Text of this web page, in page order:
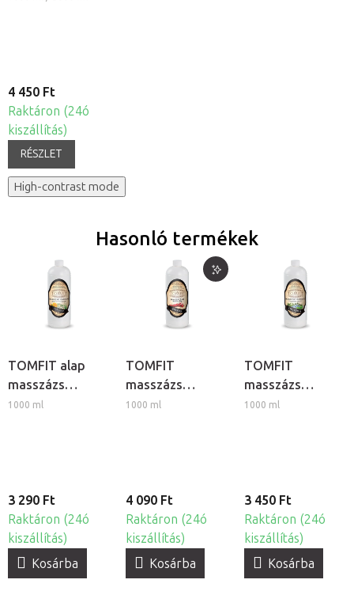
4 450 Ft
Raktáron (24ó
kiszállítás)
RÉSZLET
High-contrast mode
Hasonló termékek
TOMFIT alap
masszázs
emulzió -
1000 ml
3 290 Ft
Raktáron (24ó
kiszállítás)
Kosárba
TOMFIT
masszázs
emulzió -
1000 ml
4 090 Ft
Raktáron (24ó
kiszállítás)
Kosárba
TOMFIT
masszázs
emulzió - hűtő
1000 ml
3 450 Ft
Raktáron (24ó
kiszállítás)
Kosárba